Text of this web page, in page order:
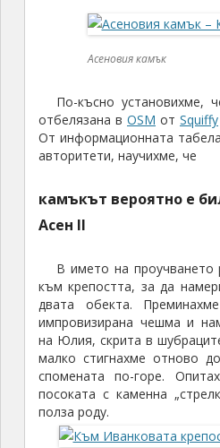
Асеновия камък
По-късно установихме,
отбелязана в OSM отSquiffy
От информационната
авторитети, научихме, че
камъкът вероятно е
Асен II
В името на
към крепостта, за да
двата обекта.
импровизирана чешма и
на Юлия, скрита в
малко стигнахме отново
спомената по-горе.
посоката с каменна
полза роду.